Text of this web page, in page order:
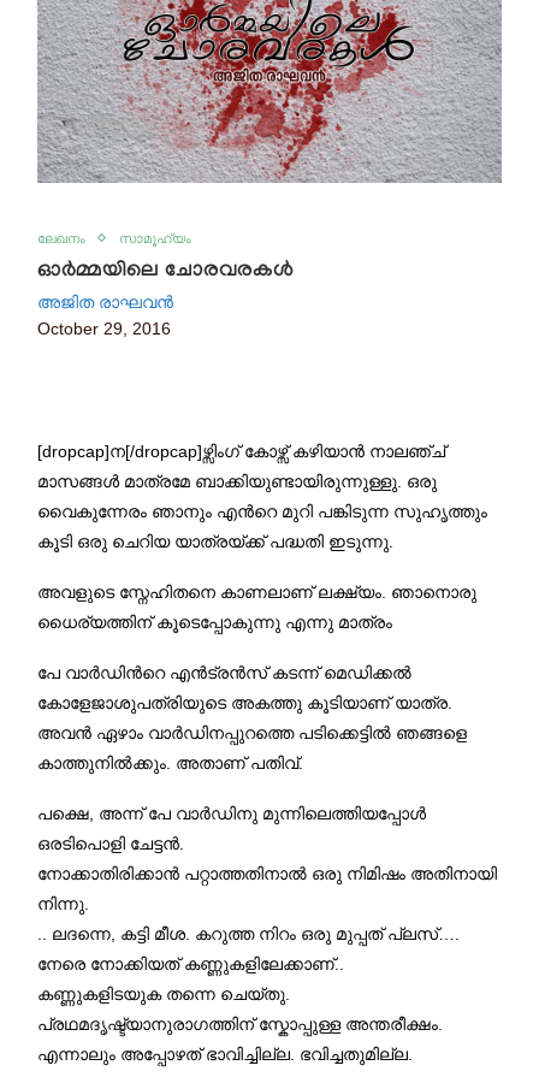
ലേഖനം സാമൂഹ്യം
ഓർമ്മയിലെ ചോരവരകൾ
അജിത രാഘവന്‍
October 29, 2016
[dropcap]ന[/dropcap]ഴ്സിംഗ് കോഴ്സ് കഴിയാൻ നാലഞ്ച്
മാസങ്ങൾ മാത്രമേ ബാക്കിയുണ്ടായിരുന്നുള്ളു. ഒരു
വൈകുന്നേരം ഞാനും എന്‍റെ മുറി പങ്കിടുന്ന സുഹൃത്തും
കൂടി ഒരു ചെറിയ യാത്രയ്ക്ക് പദ്ധതി ഇടുന്നു.
അവളുടെ സ്നേഹിതനെ കാണലാണ് ലക്ഷ്യം. ഞാനൊരു
ധൈര്യത്തിന് കൂടെപ്പോകുന്നു എന്നു മാത്രം
പേ വാർഡിന്‍റെ എൻട്രൻസ് കടന്ന് മെഡിക്കൽ
കോളേജാശുപത്രിയുടെ അകത്തു കൂടിയാണ് യാത്ര.
അവൻ ഏഴാം വാർഡിനപ്പുറത്തെ പടിക്കെട്ടിൽ ഞങ്ങളെ
കാത്തുനില്‍‌ക്കും. അതാണ് പതിവ്.
പക്ഷെ, അന്ന് പേ വാർഡിനു മുന്നിലെത്തിയപ്പോൾ
ഒരടിപൊളി ചേട്ടൻ.
നോക്കാതിരിക്കാൻ പറ്റാത്തതിനാല്‍ ഒരു നിമിഷം അതിനായി
നിന്നു.
.. ലദന്നെ, കട്ടി മീശ. കറുത്ത നിറം ഒരു മുപ്പത് പ്ലസ്….
നേരെ നോക്കിയത് കണ്ണുകളിലേക്കാണ്..
കണ്ണുകളിടയുക തന്നെ ചെയ്തു.
പ്രഥമദൃഷ്ട്യാനുരാഗത്തിന് സ്കോപ്പുള്ള അന്തരീക്ഷം.
എന്നാലും അപ്പോഴത് ഭാവിച്ചില്ല. ഭവിച്ചതുമില്ല.